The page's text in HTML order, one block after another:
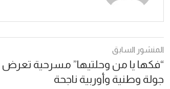
المنشور السابق
“فكها يا من وحلتيها” مسرحية
جولة وطنية وأوربية ناجحة